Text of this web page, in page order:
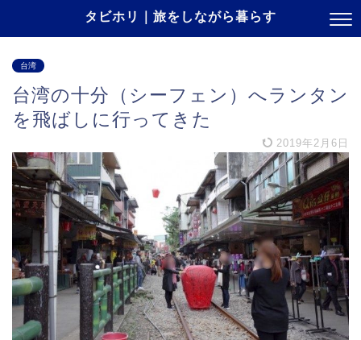
タビホリ｜旅をしながら暮らす
台湾
台湾の十分（シーフェン）へランタン
を飛ばしに行ってきた
2019年2月6日